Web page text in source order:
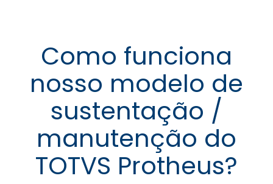
Como funciona
nosso modelo de
sustentação /
manutenção do
TOTVS Protheus?